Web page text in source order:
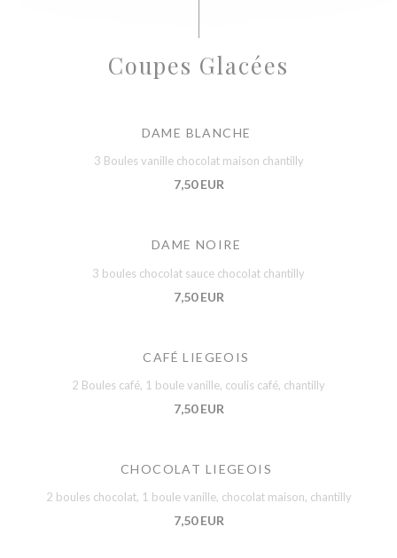
Coupes Glacées
DAME BLANCHE
3 Boules vanille chocolat maison chantilly
7,50 EUR
DAME NOIRE
3 boules chocolat sauce chocolat chantilly
7,50 EUR
CAFÉ LIEGEOIS
2 Boules café, 1 boule vanille, coulis café, chantilly
7,50 EUR
CHOCOLAT LIEGEOIS
2 boules chocolat, 1 boule vanille, chocolat maison, chantilly
7,50 EUR